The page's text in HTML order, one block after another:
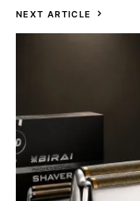
NEXT ARTICLE